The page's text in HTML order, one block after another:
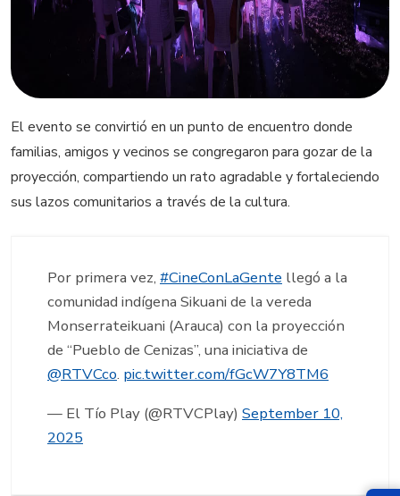
El evento se convirtió en un punto de encuentro donde
familias, amigos y vecinos se congregaron para gozar de la
proyección, compartiendo un rato agradable y fortaleciendo
sus lazos comunitarios a través de la cultura.
Por primera vez, #CineConLaGente llegó a la
comunidad indígena Sikuani de la vereda
Monserrateikuani (Arauca) con la proyección
de “Pueblo de Cenizas”, una iniciativa de
@RTVCco. pic.twitter.com/fGcW7Y8TM6
— El Tío Play (@RTVCPlay) September 10,
2025